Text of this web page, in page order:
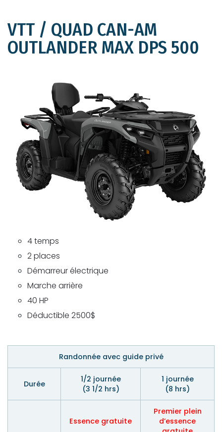
VTT / QUAD CAN-AM
OUTLANDER MAX DPS 500
4 temps
2 places
Démarreur électrique
Marche arrière
40 HP
Déductible 2500$
Randonnée avec guide privé
Durée
1/2 journée
(3 1/2 hrs)
1 journée
(8 hrs)
Essence gratuite
Premier plein
d’essence